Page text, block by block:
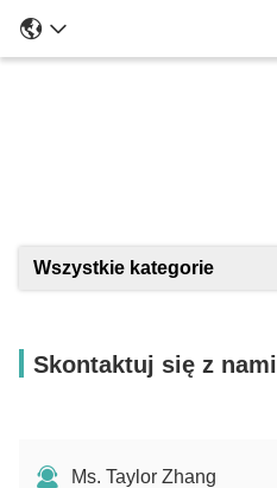
Wszystkie kategorie
Skontaktuj się z nami
Ms. Taylor Zhang